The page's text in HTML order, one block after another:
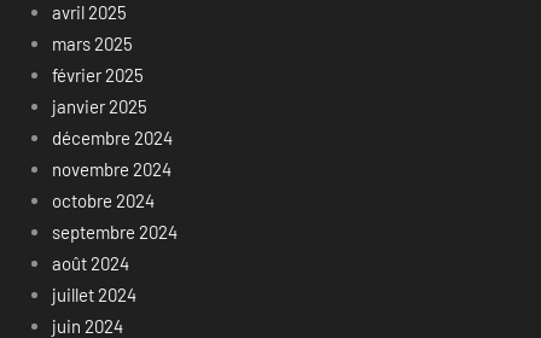
avril 2025
mars 2025
février 2025
janvier 2025
décembre 2024
novembre 2024
octobre 2024
septembre 2024
août 2024
juillet 2024
juin 2024